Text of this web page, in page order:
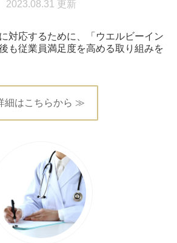
2023.08.31 更新
対応するために、「ウエルビーイン
も従業員満足度を高める取り組みを
細はこちらから ≫